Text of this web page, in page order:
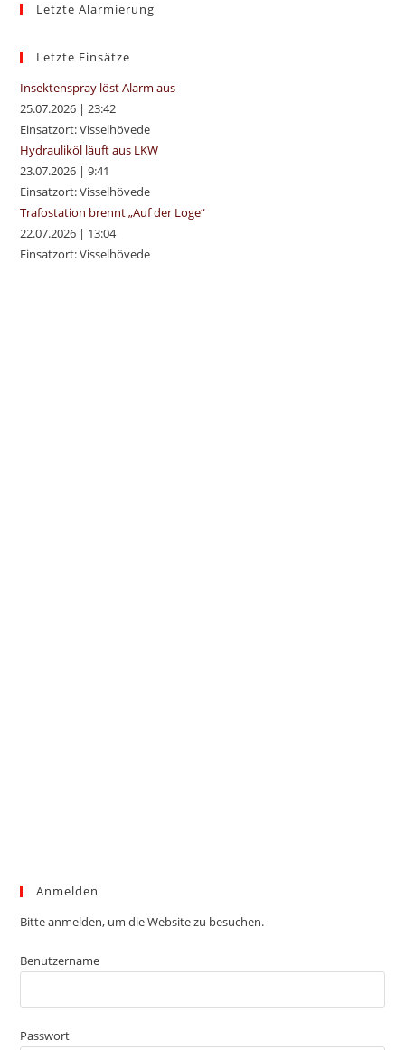
Letzte Alarmierung
Letzte Einsätze
Insektenspray löst Alarm aus
25.07.2026 |23:42
Einsatzort: Visselhövede
Hydrauliköl läuft aus LKW
23.07.2026 |9:41
Einsatzort: Visselhövede
Trafostation brennt „Auf der Loge“
22.07.2026 | 13:04
Einsatzort: Visselhövede
Anmelden
Bitte anmelden, um die Website zu besuchen.
Benutzername
Passwort